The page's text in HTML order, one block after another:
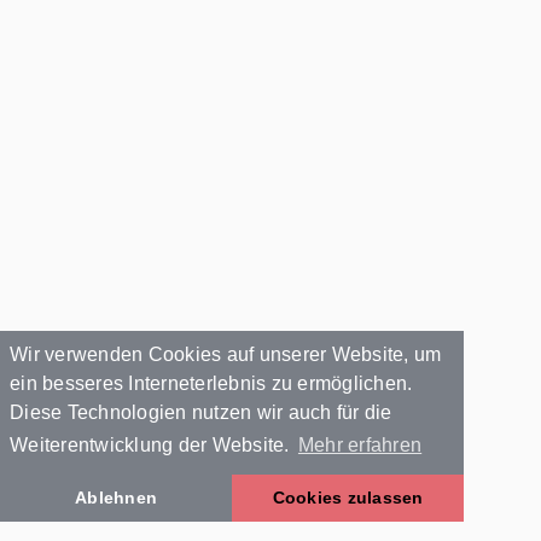
Wir verwenden Cookies auf unserer Website, um
ein besseres Interneterlebnis zu ermöglichen.
Diese Technologien nutzen wir auch für die
Weiterentwicklung der Website.
Mehr erfahren
Ablehnen Cookies zulassen